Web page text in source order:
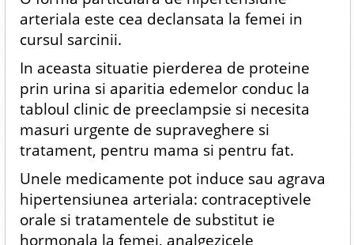
arteriala este cea declansata la femei in
cursul sarcinii.
In aceasta situatie pierderea de proteine
prin urina si aparitia edemelor conduc la
tabloul clinic de preeclampsie si necesita
masuri urgente de supraveghere si
tratament, pentru mama si pentru fat.
Unele medicamente pot induce sau agrava
hipertensiunea arteriala: contraceptivele
orale si tratamentele de substitut ie
hormonala la femei, analgezicele